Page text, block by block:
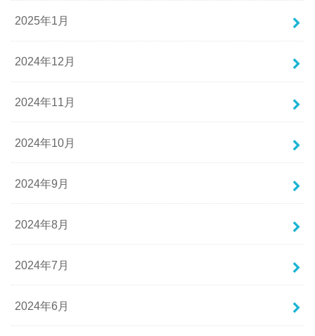
2025年1月
2024年12月
2024年11月
2024年10月
2024年9月
2024年8月
2024年7月
2024年6月